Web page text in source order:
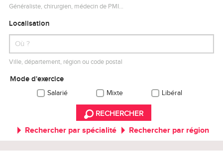
Généraliste, chirurgien, médecin de PMI…
Localisation
Ville, département, région ou code postal
Mode d'exercice
Salarié Mixte Libéral
RECHERCHER
Rechercher par spécialité Rechercher par région